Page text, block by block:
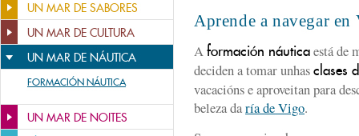
UN MAR DE SABORES
UN MAR DE CULTURA
UN MAR DE NÁUTICA
FORMACIÓN NÁUTICA
UN MAR DE NOITES
Aprende a navegar en
Aformación náuticaestá de
deciden a tomar unhasclases
vacacións e aproveitan para
beleza daría de Vigo.